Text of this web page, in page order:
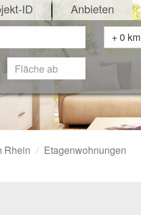
ID Anbieten
+ 0 km
Rhein Etagenwohnungen